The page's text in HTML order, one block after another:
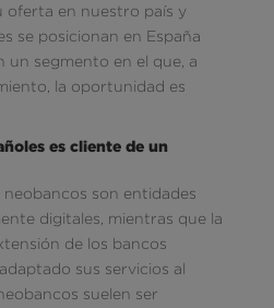
oferta en nuestro país y
se posicionan en España
un segmento en el que, a
la oportunidad es
es cliente de un
son entidades
digitales, mientras que la
de los bancos
sus servicios al
suelen ser